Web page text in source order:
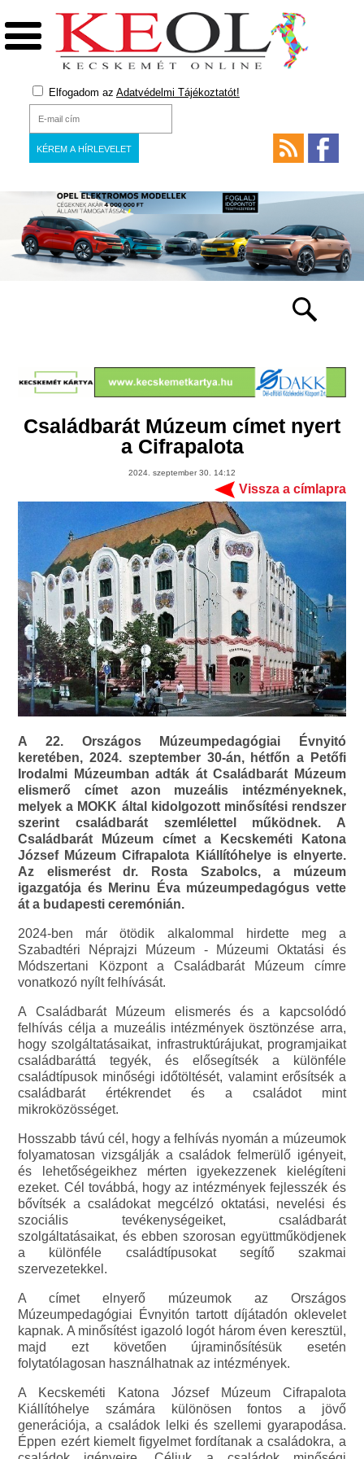
Elfogadom az Adatvédelmi Tájékoztatót!
Családbarát Múzeum címet nyert
a Cifrapalota
2024. szeptember 30. 14:12
Vissza a címlapra
A 22. Országos Múzeumpedagógiai Évnyitó
keretében, 2024. szeptember 30-án, hétfőn a Petőfi
Irodalmi Múzeumban adták át Családbarát Múzeum
elismerő címet azon muzeális intézményeknek,
melyek a MOKK által kidolgozott minősítési rendszer
szerint családbarát szemlélettel működnek. A
Családbarát Múzeum címet a Kecskeméti Katona
József Múzeum Cifrapalota Kiállítóhelye is elnyerte.
Az elismerést dr. Rosta Szabolcs, a múzeum
igazgatója és Merinu Éva múzeumpedagógus vette
át a budapesti ceremónián.
2024-ben már ötödik alkalommal hirdette meg a
Szabadtéri Néprajzi Múzeum - Múzeumi Oktatási és
Módszertani Központ a Családbarát Múzeum címre
vonatkozó nyílt felhívását.
A Családbarát Múzeum elismerés és a kapcsolódó
felhívás célja a muzeális intézmények ösztönzése arra,
hogy szolgáltatásaikat, infrastruktúrájukat, programjaikat
családbaráttá tegyék, és elősegítsék a különféle
családtípusok minőségi időtöltését, valamint erősítsék a
családbarát értékrendet és a családot mint
mikroközösséget.
Hosszabb távú cél, hogy a felhívás nyomán a múzeumok
folyamatosan vizsgálják a családok felmerülő igényeit,
és lehetőségeikhez mérten igyekezzenek kielégíteni
ezeket. Cél továbbá, hogy az intézmények fejlesszék és
bővítsék a családokat megcélzó oktatási, nevelési és
szociális tevékenységeiket, családbarát
szolgáltatásaikat, és ebben szorosan együttműködjenek
a különféle családtípusokat segítő szakmai
szervezetekkel.
A címet elnyerő múzeumok az Országos
Múzeumpedagógiai Évnyitón tartott díjátadón oklevelet
kapnak. A minősítést igazoló logót három éven keresztül,
majd ezt követően újraminősítésük esetén
folytatólagosan használhatnak az intézmények.
A Kecskeméti Katona József Múzeum Cifrapalota
Kiállítóhelye számára különösen fontos a jövő
generációja, a családok lelki és szellemi gyarapodása.
Éppen ezért kiemelt figyelmet fordítanak a családokra, a